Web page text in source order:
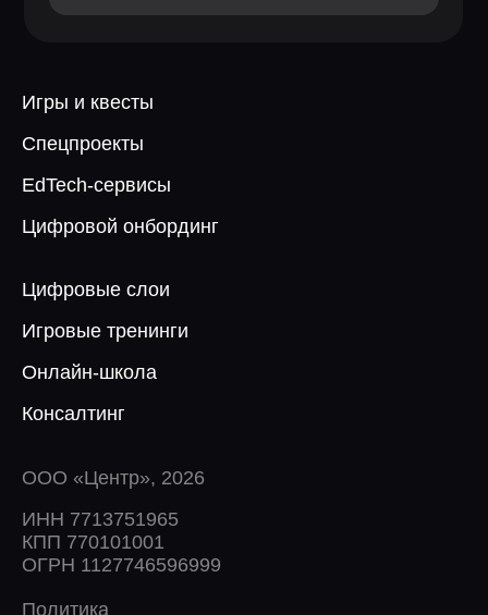
Политика
ООО «Центр», 2026
ИНН 7713751965
КПП 770101001
ОГРН 1127746596999
Игры и квесты
Цифровые слои
Игровые тренинги
Онлайн-школа
Консалтинг
Спецпроекты
EdTech-сервисы
Цифровой онбординг